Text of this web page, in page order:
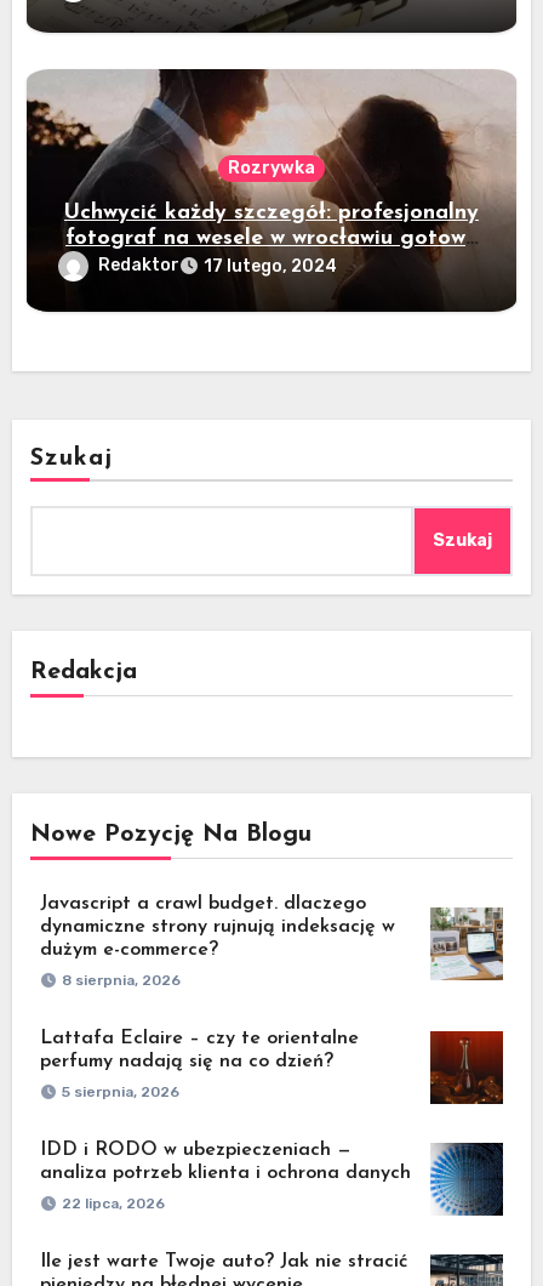
Rozrywka
Uchwycić każdy szczegół: profesjonalny
fotograf na wesele w wrocławiu gotowy
do działania!
Redaktor 17 lutego, 2024
Szukaj
Szukaj
Redakcja
Nowe Pozycję Na Blogu
Javascript a crawl budget. dlaczego
dynamiczne strony rujnują indeksację w
dużym e-commerce?
8 sierpnia, 2026
Lattafa Eclaire – czy te orientalne
perfumy nadają się na co dzień?
5 sierpnia, 2026
IDD i RODO w ubezpieczeniach —
analiza potrzeb klienta i ochrona danych
22 lipca, 2026
Ile jest warte Twoje auto? Jak nie stracić